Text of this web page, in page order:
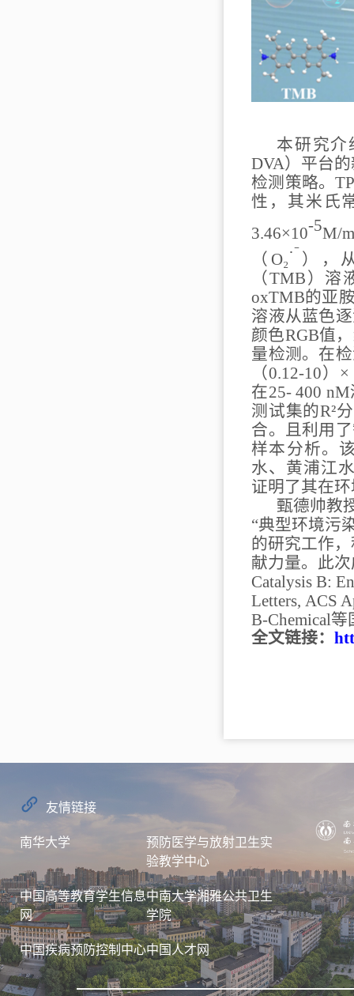
本研究介
DVA）平台
检测策略。
性，其米氏
3.46×10-5M/
（ O₂·⁻ ），
（TMB ）溶
oxTMB的亚
溶液从蓝色
颜色RGB值
量检测。在
（0.12-10） ×
在25-400 nM
测试集的R²
合。且利用
样本分析。
水、黄浦江
证明了其在
甄德帅教
“典型环境污
的研究工作
献力量。 此
Catalysis B:
Letters, ACS
B-Chemical等
全文链接：
友情链接
南华大学
预防医学与放射卫生实
验教学中心
中国高等教育学生信息
网
中南大学湘雅公共卫生
学院
中国疾病预防控制中心中国人才网